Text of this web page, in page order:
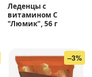
Леденцы с
витамином С
"Люмик", 56 г
–3%